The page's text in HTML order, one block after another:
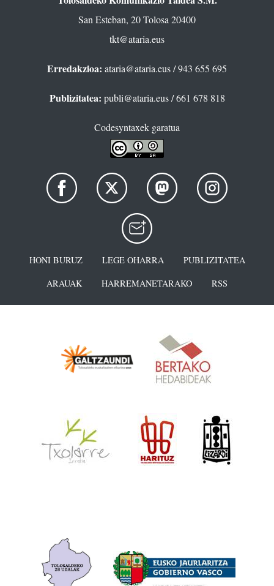
San Esteban, 20 Tolosa 20400
tkt@ataria.eus
Erredakzioa: ataria@ataria.eus/ 943 655 695
Publizitatea: publi@ataria.eus/ 661 678 818
Codesyntaxek garatua
HONI BURUZ LEGE OHARRA
PUBLIZITATEA
ARAUAK
HARREMANETARAKO RSS